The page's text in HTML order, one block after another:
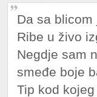
Da sa
Ribe u živo
Negdje sam
smeđe boje
Tip kod